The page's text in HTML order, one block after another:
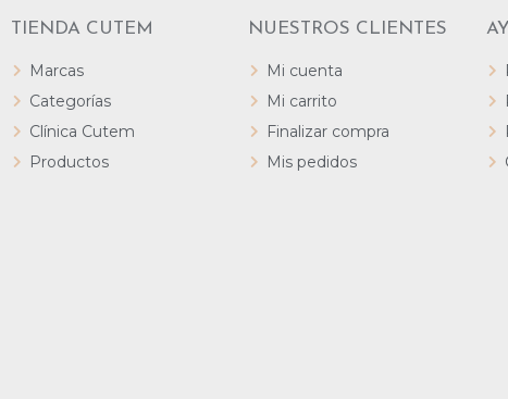
TIENDA CUTEM
Marcas
Categorías
Clínica Cutem
Productos
NUESTROS CLIENTES
Mi cuenta
Mi carrito
Finalizar compra
Mis pedidos